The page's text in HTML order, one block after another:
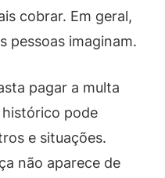
cobrar. Em geral,
pessoas imaginam.
pagar a multa
pode
e situações.
não aparece de